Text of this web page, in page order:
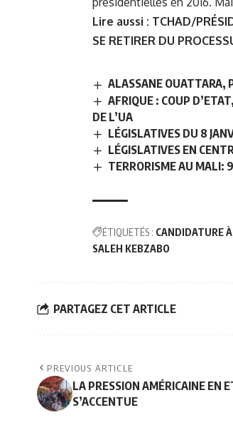
Lire aussi : TCHAD/
SE RETIRER DU
ALASSANE OUATTARA,
AFRIQUE : COUP
DE L’UA
LÉGISLATIVES DU 8
LÉGISLATIVES EN
TERRORISME AU MALI:
ÉTIQUETÉS : CANDIDATURE
SALEH KEBZABO
PARTAGEZ CET ARTICLE
PREVIOUS ARTICLE
LA PRESSION AMÉRICAINE EN
S’ACCENTUE